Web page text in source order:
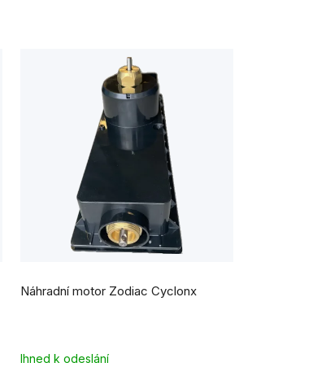
Náhradní motor Zodiac Cyclonx
Ihned k odeslání